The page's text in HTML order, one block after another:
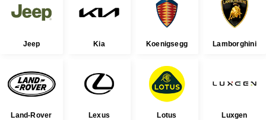
Jeep Kia Koenigsegg Lamborghini
Land-Rover Lexus Lotus Luxgen